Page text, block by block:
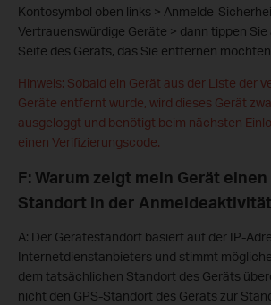
Kontosymbol oben links > Anmelde-
Vertrauenswürdige Geräte > dann tippen Sie
Seite des Geräts, das Sie entfernen
Hinweis: Sobald ein Gerät aus der Liste der
Geräte entfernt wurde, wird dieses Gerät
ausgeloggt und benötigt beim nächsten
einen Verifizierungscode.
F: Warum zeigt mein Gerät
Standort in der
A: Der Gerätestandort basiert auf der IP-
Internetdienstanbieters und stimmt
dem tatsächlichen Standort des Geräts
nicht den GPS-Standort des Geräts zur